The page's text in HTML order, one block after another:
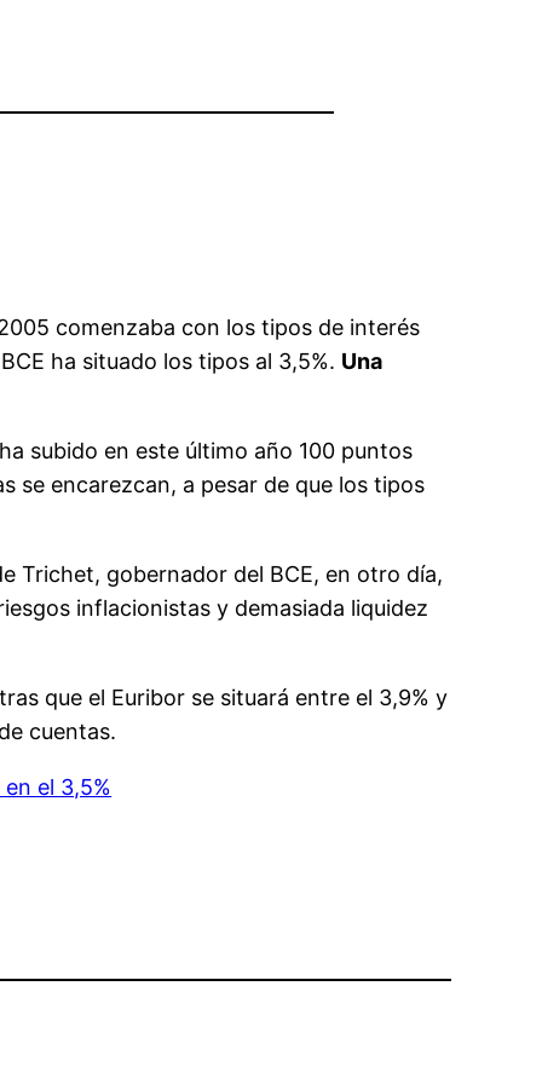
comenzaba con los tipos de interés
ha situado los tipos al 3,5%. Una
subido en este último año 100 puntos
se encarezcan, a pesar de que los tipos
Trichet, gobernador del BCE, en otro día,
inflacionistas y demasiada liquidez
que el Euribor se situará entre el 3,9% y
cuentas.
el 3,5%